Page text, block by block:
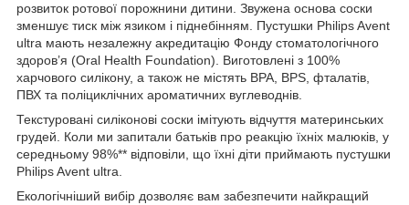
розвиток ротової порожнини дитини. Звужена основа соски
зменшує тиск між язиком і піднебінням. Пустушки Philips Avent
ultra мають незалежну акредитацію Фонду стоматологічного
здоров’я (Oral Health Foundation). Виготовлені з 100%
харчового силікону, а також не містять BPA, BPS, фталатів,
ПВХ та поліциклічних ароматичних вуглеводнів.
Текстуровані силіконові соски імітують відчуття материнських
грудей. Коли ми запитали батьків про реакцію їхніх малюків, у
середньому 98%** відповіли, що їхні діти приймають пустушки
Philips Avent ultra.
Екологічніший вибір дозволяє вам забезпечити найкращий